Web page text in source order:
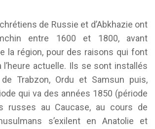
de Russie et d’Abkhazie ont
entre 1600 et 1800, avant
la région, pour des raisons qui font
l’heure actuelle. Ils se sont installés
Trabzon, Ordu et Samsun puis,
qui va des années 1850 (période
russes au Caucase, au cours de
s’exilent en Anatolie et